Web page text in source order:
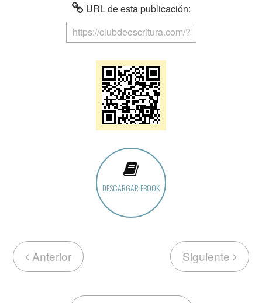
URL de esta publicación:
DESCARGAR EBOOK
Anterior Siguiente